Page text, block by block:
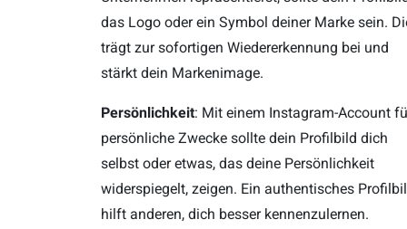
das Logo oder ein Symbol deiner Marke sein.
trägt zur sofortigen Wiedererkennung bei und
stärkt dein Markenimage.
Persönlichkeit: Mit einem Instagram-Account
persönliche Zwecke sollte dein Profilbild dich
selbst oder etwas, das deine Persönlichkeit
widerspiegelt, zeigen. Ein authentisches
hilft anderen, dich besser kennenzulernen.